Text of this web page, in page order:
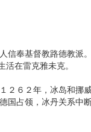
奉基督教路德教派。
在雷克雅未克。
６２年，冰岛和挪
占领，冰丹关系中